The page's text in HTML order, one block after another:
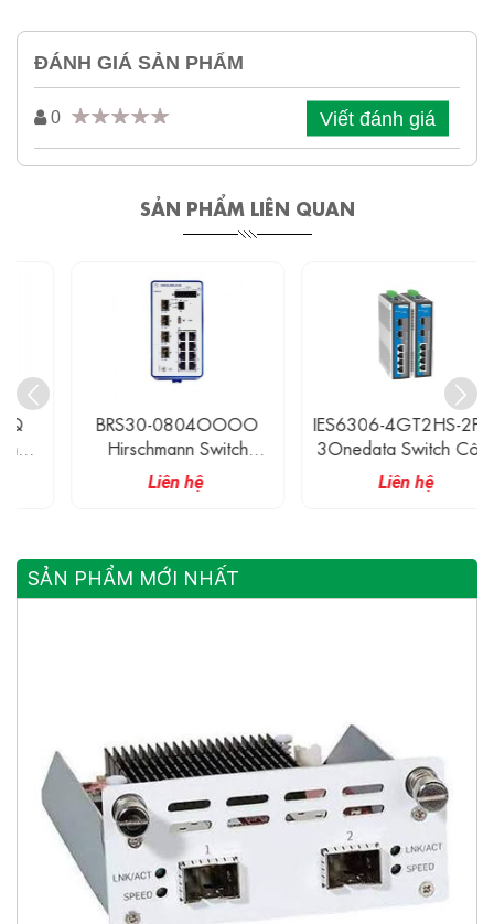
ĐÁNH GIÁ SẢN PHẨM
0 Viết đánh giá
SẢN PHẨM LIÊN QUAN
BRS30-0804OOOO
Hirschmann Switch
Ethernet Công Nghiệp
Có Quản Lí 8 Cổng
Liên hệ
IES6306-4GT2HS-2P48
3Onedata Switch Công
Nghiệp 4 Cổng 1G
Ethernet, 2 Cổng 2.5G
Liên hệ
SẢN PHẨM MỚI NHẤT